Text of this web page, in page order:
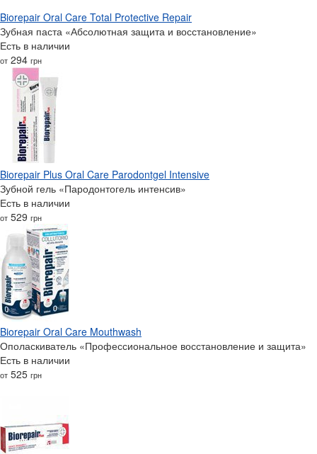
Biorepair Oral Care Total Protective Repair
Зубная паста «Абсолютная защита и восстановление»
Есть в наличии
от 294 грн
Biorepair Plus Oral Care Parodontgel Intensive
Зубной гель «Пародонтогель интенсив»
Есть в наличии
от 529 грн
Biorepair Oral Care Mouthwash
Ополаскиватель «Профессиональное восстановление и защита»
Есть в наличии
от 525 грн